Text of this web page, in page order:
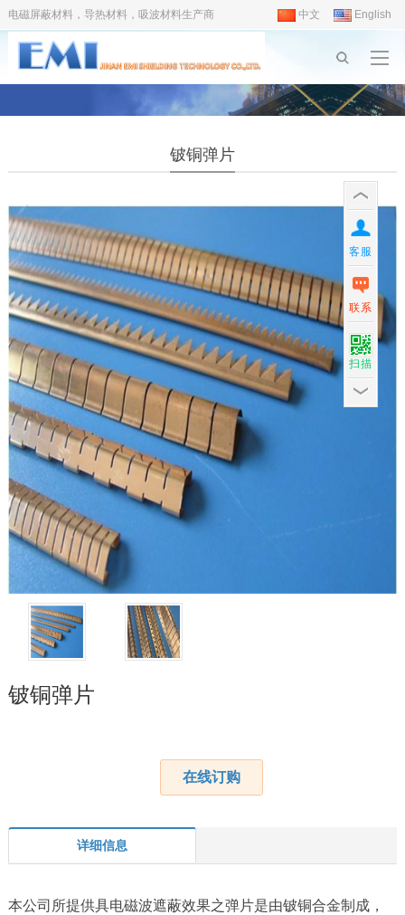
电磁屏蔽材料，导热材料，吸波材料生产商 中文 English
铍铜弹片
铍铜弹片
在线订购
详细信息
本公司所提供具电磁波遮蔽效果之弹片是由铍铜合金制成，
客服
联系
扫描